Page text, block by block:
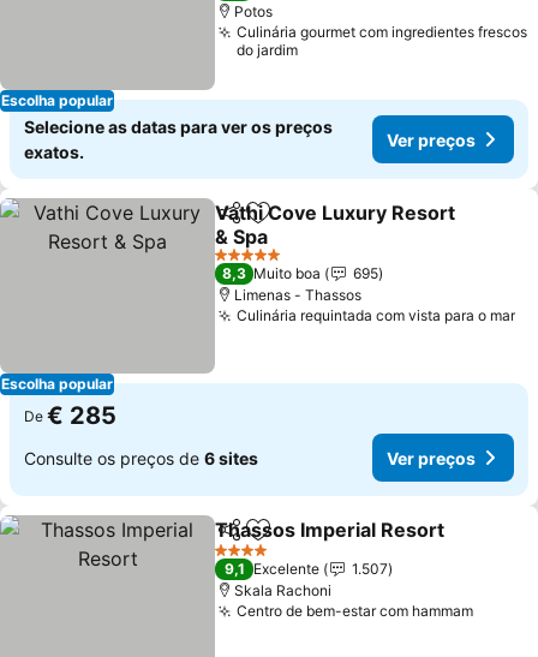
Escolha popular
Potos
Culinária gourmet com ingredientes frescos
do jardim
Selecione as datas para ver os preços
exatos.
Ver preços
Escolha popular
PartilharAdicionar aos favoritos
Vathi Cove Luxury Resort
& Spa
5 Estrelas
8,3 Muito boa
695
Limenas - Thassos
Culinária requintada com vista para o mar
De € 285
Consulte os preços de 6 sites Ver preços
PartilharAdicionar aos favoritos
Thassos Imperial Resort
4 Estrelas
9,1 Excelente
1.507
Skala Rachoni
Centro de bem-estar com hammam